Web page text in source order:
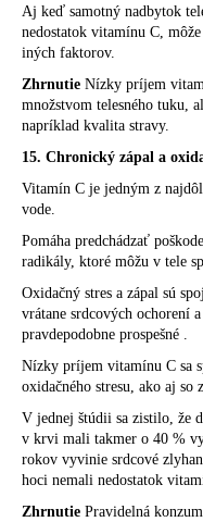
Aj keď samotný nadbytok
nedostatok vitamínu C,
iných faktorov.
Zhrnutie Nízky príjem
množstvom telesného tuku,
napríklad kvalita stravy.
15. Chronický zápal a
Vitamín C je jedným z
vode.
Pomáha predchádzať
radikály, ktoré môžu v tele
Oxidačný stres a zápal sú
vrátane srdcových ochorení
pravdepodobne prospešné .
Nízky príjem vitamínu C sa
oxidačného stresu, ako aj
V jednej štúdii sa zistilo, že
v krvi mali takmer o 40 %
rokov vyvinie srdcové
hoci nemali nedostatok
Zhrnutie Pravidelná